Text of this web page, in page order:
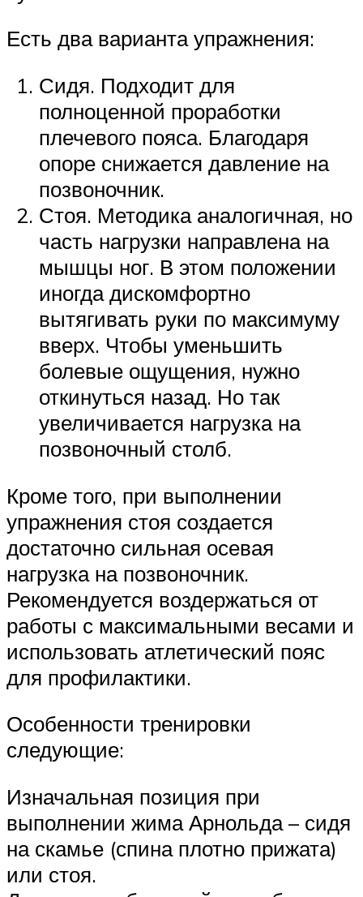
Есть два варианта упражнения:
Сидя. Подходит для
полноценной проработки
плечевого пояса. Благодаря
опоре снижается давление на
позвоночник.
Стоя. Методика аналогичная, но
часть нагрузки направлена на
мышцы ног. В этом положении
иногда дискомфортно
вытягивать руки по максимуму
вверх. Чтобы уменьшить
болевые ощущения, нужно
откинуться назад. Но так
увеличивается нагрузка на
позвоночный столб.
Кроме того, при выполнении
упражнения стоя создается
достаточно сильная осевая
нагрузка на позвоночник.
Рекомендуется воздержаться от
работы с максимальными весами и
использовать атлетический пояс
для профилактики.
Особенности тренировки
следующие:
Изначальная позиция при
выполнении жима Арнольда – сидя
на скамье (спина плотно прижата)
или стоя.